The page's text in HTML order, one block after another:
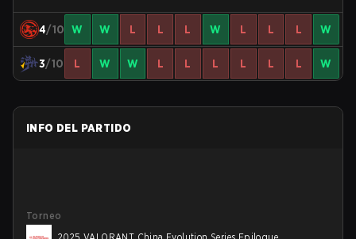
4/10 W W L L L W L L L W
3/10 L W W L L L L L L W
INFO DEL PARTIDO
Torneo